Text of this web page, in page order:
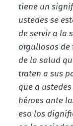
tiene un
ustedes se
de servir a la
orgullosos de
de la salud
traten a sus
que a
héroes ante
eso los